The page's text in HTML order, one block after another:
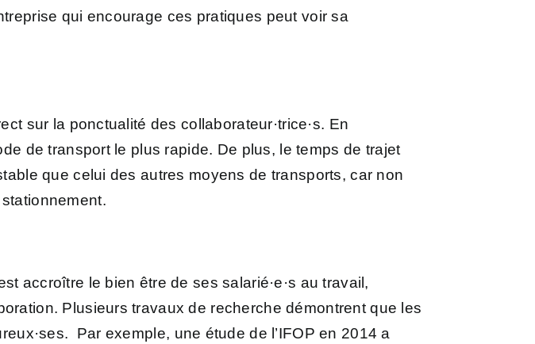
qui encourage ces pratiques peut voir sa
sur la ponctualité des collaborateur·trice·s. En
de transport le plus rapide. De plus, le temps de trajet
que celui des autres moyens de transports, car non
accroître le bien être de ses salarié·e·s au travail,
Plusieurs travaux de recherche démontrent que les
Par exemple, une étude de l’IFOP en 2014 a